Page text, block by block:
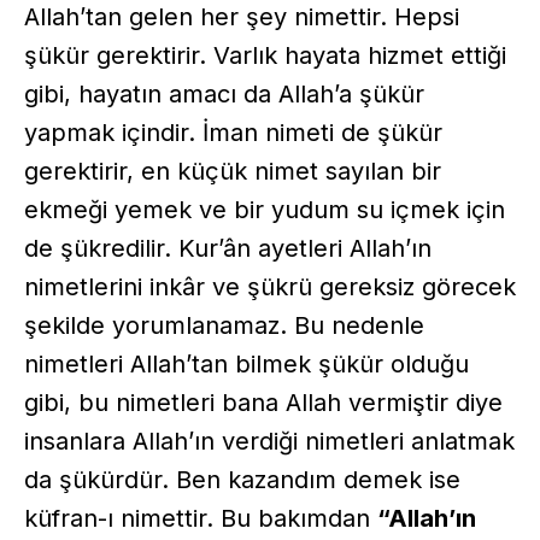
Allah’tan gelen her şey nimettir. Hepsi
şükür gerektirir. Varlık hayata hizmet ettiği
gibi, hayatın amacı da Allah’a şükür
yapmak içindir. İman nimeti de şükür
gerektirir, en küçük nimet sayılan bir
ekmeği yemek ve bir yudum su içmek için
de şükredilir. Kur’ân ayetleri Allah’ın
nimetlerini inkâr ve şükrü gereksiz görecek
şekilde yorumlanamaz. Bu nedenle
nimetleri Allah’tan bilmek şükür olduğu
gibi, bu nimetleri bana Allah vermiştir diye
insanlara Allah’ın verdiği nimetleri anlatmak
da şükürdür. Ben kazandım demek ise
küfran-ı nimettir. Bu bakımdan “Allah’ın